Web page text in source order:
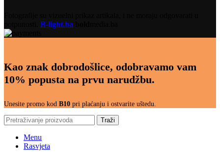
B-light.ba
Kao znak dobrodošlice, odobravamo vam
10% popusta na prvu narudžbu.
Unesite promo kod B10 pri plaćanju i ostvarite uštedu.
Traži
Menu
Rasvjeta